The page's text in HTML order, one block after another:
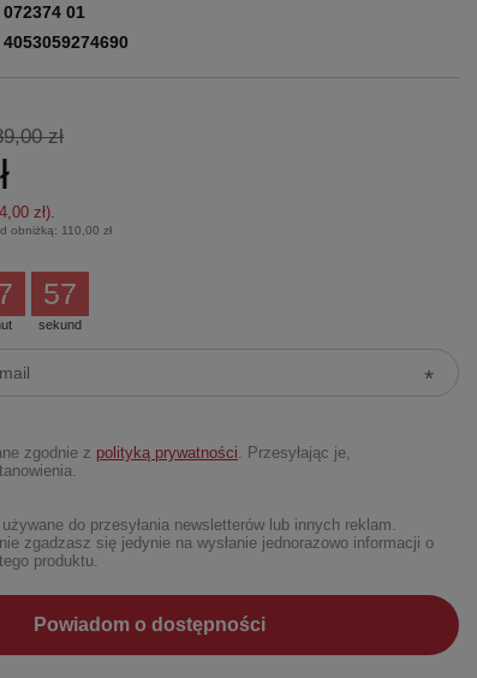
072374 01
4053059274690
zł
zł).
obniżką: 110,00 zł
sekund
56
zgodnie z polityką prywatności. Przesyłając je,
do przesyłania newsletterów lub innych reklam.
zgadzasz się jedynie na wysłanie jednorazowo informacji o
produktu.
Powiadom o dostępności